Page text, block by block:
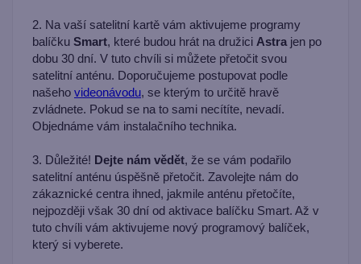
2. Na vaší satelitní kartě vám aktivujeme programy
balíčku Smart, které budou hrát na družici Astra jen po
dobu 30 dní. V tuto chvíli si můžete přetočit svou
satelitní anténu. Doporučujeme postupovat podle
našeho videonávodu, se kterým to určitě hravě
zvládnete. Pokud se na to sami necítíte, nevadí.
Objednáme vám instalačního technika.
3. Důležité! Dejte nám vědět, že se vám podařilo
satelitní anténu úspěšně přetočit. Zavolejte nám do
zákaznické centra ihned, jakmile anténu přetočíte,
nejpozději však 30 dní od aktivace balíčku Smart. Až v
tuto chvíli vám aktivujeme nový programový balíček,
který si vyberete.